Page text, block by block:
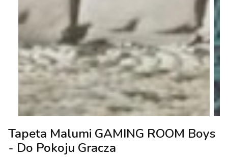
Tapeta Malumi GAMING ROOM Boys
- Do Pokoju Gracza